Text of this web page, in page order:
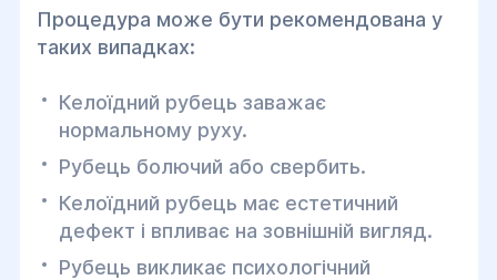
Процедура може бути рекомендована у
таких випадках:
Келоїдний рубець заважає
нормальному руху.
Рубець болючий або свербить.
Келоїдний рубець має естетичний
дефект і впливає на зовнішній вигляд.
Рубець викликає психологічний